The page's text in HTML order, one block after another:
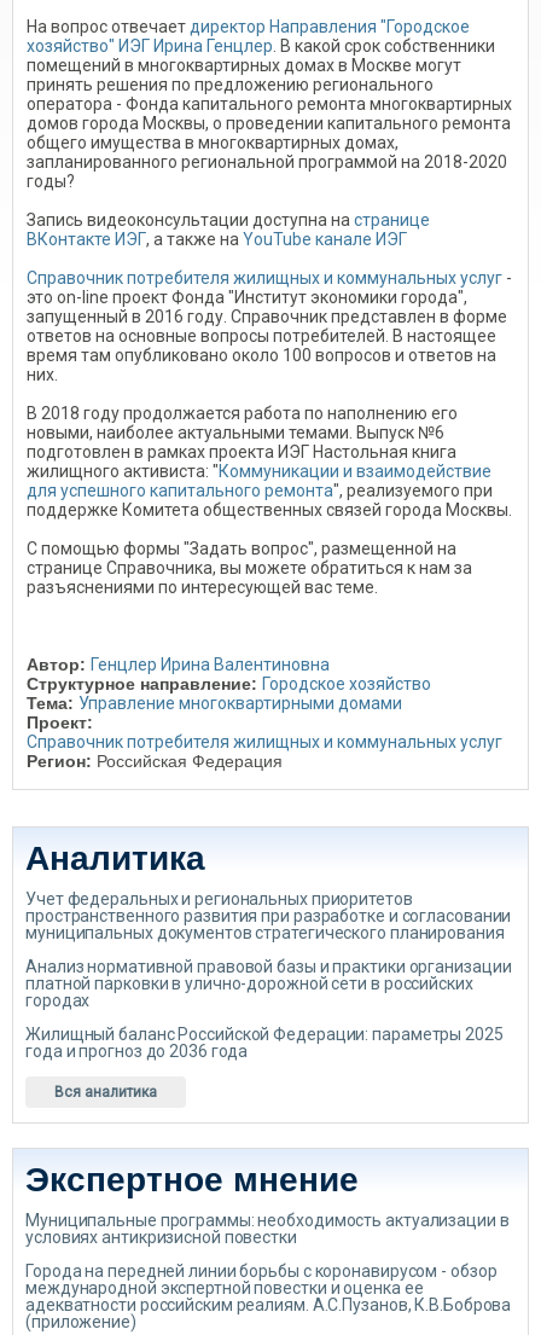
На вопрос отвечает директор Направления "Городское
хозяйство" ИЭГ Ирина Генцлер . В какой срок собственники
помещений в многоквартирных домах в Москве могут
принять решения по предложению регионального
оператора - Фонда капитального ремонта многоквартирных
домов города Москвы, о проведении капитального ремонта
общего имущества в многоквартирных домах,
запланированного региональной программой на 2018-2020
годы?
Запись видеоконсультации доступна на странице
ВКонтакте ИЭГ, а также на YouTube канале ИЭГ
Справочник потребителя жилищных и коммунальных услуг -
это on-line проект Фонда "Институт экономики города",
запущенный в 2016 году. Справочник представлен в форме
ответов на основные вопросы потребителей. В настоящее
время там опубликовано около 100 вопросов и ответов на
них.
В 2018 году продолжается работа по наполнению его
новыми, наиболее актуальными темами. Выпуск №6
подготовлен в рамках проекта ИЭГ Настольная книга
жилищного активиста: "Коммуникации и взаимодействие
для успешного капитального ремонта", реализуемого при
поддержке Комитета общественных связей города Москвы.
С помощью формы "Задать вопрос", размещенной на
странице Справочника, вы можете обратиться к нам за
разъяснениями по интересующей вас теме.
Автор: Генцлер Ирина Валентиновна
Структурное направление: Городское хозяйство
Тема: Управление многоквартирными домами
Проект:
Справочник потребителя жилищных и коммунальных услуг
Регион: Российская Федерация
Аналитика
Учет федеральных и региональных приоритетов
пространственного развития при разработке и согласовании
муниципальных документов стратегического планирования
Анализ нормативной правовой базы и практики организации
платной парковки в улично-дорожной сети в российских
городах
Жилищный баланс Российской Федерации: параметры 2025
года и прогноз до 2036 года
Вся аналитика
Экспертное мнение
Муниципальные программы: необходимость актуализации в
условиях антикризисной повестки
Города на передней линии борьбы с коронавирусом - обзор
международной экспертной повестки и оценка ее
адекватности российским реалиям. А.С.Пузанов, К.В.Боброва
(приложение)